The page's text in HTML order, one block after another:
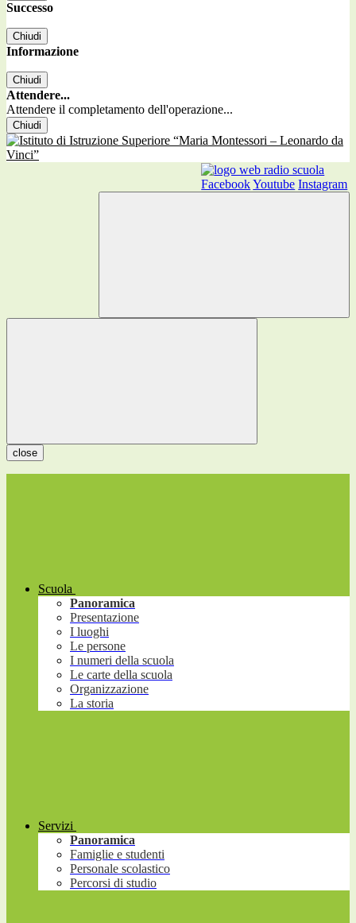
Successo
Chiudi
Informazione
Chiudi
Attendere...
Attendere il completamento dell'operazione...
Chiudi
FacebookYoutube Instagram
close
Scuola
Panoramica
Presentazione
I luoghi
Le persone
I numeri della scuola
Le carte della scuola
Organizzazione
La storia
Servizi
Panoramica
Famiglie e studenti
Personale scolastico
Percorsi di studio